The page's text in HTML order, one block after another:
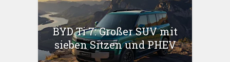
BYD Ti 7: Großer SUV mit
sieben Sitzen und PHEV